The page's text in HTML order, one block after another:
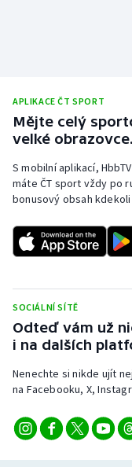
Plavání
Plážový volejbal
Ragby
Rychlobruslení
Short track
Sportovní střelba
Stolní tenis
Triatlon
APLIKACE ČT SPORT
Mějte celý
velké obrazovce.
S mobilní aplikací,
máte ČT sport vždy po
bonusový obsah
SOCIÁLNÍ SÍTĚ
Odteď vám už
i na dalších
Nenechte si nikde ujít
na Facebooku, X,